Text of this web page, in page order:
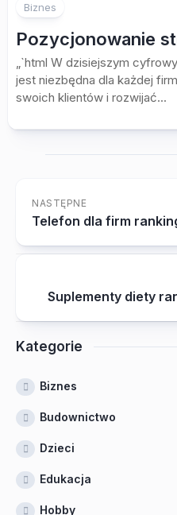
Biznes
Pozycjonowanie
„`html W dzisiejszym
jest niezbędna dla każdej
swoich klientów i rozwijać...
NASTĘPNE
Telefon dla firm
Suplementy diety
Kategorie
Biznes
Budownictwo
Dzieci
Edukacja
Hobby